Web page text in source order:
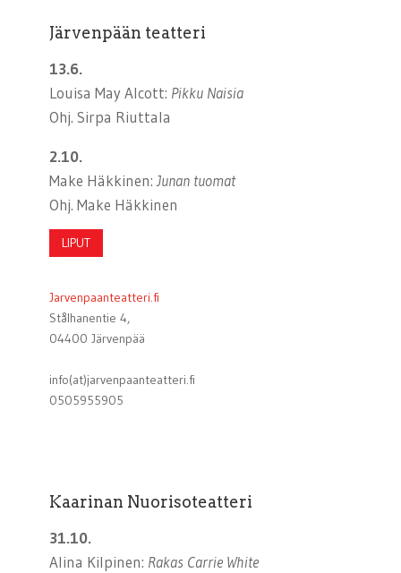
Järvenpään teatteri
13.6.
Louisa May Alcott: Pikku Naisia
Ohj. Sirpa Riuttala
2.10.
Make Häkkinen:Junan tuomat
Ohj. Make Häkkinen
LIPUT
Jarvenpaanteatteri.fi
Stålhanentie 4,
04400 Järvenpää
info(at)jarvenpaanteatteri.fi
0505955905
Kaarinan Nuorisoteatteri
31.10.
Alina Kilpinen: Rakas Carrie White